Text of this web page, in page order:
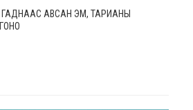
ГАДНААС АВСАН ЭМ, ТАРИАНЫ